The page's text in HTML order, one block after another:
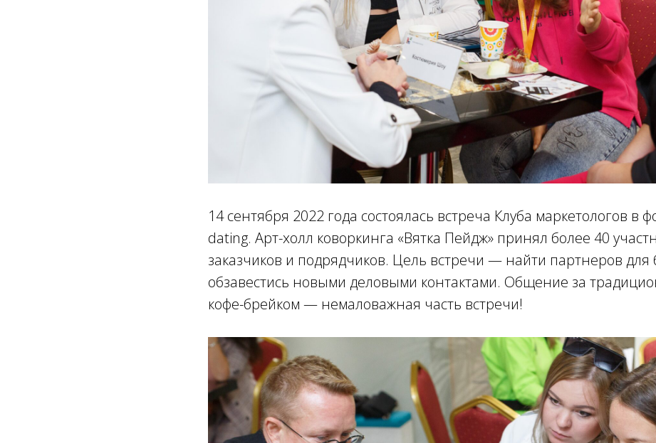
14 сентября 2022 года состоялась встреча Клуба маркетологов в
dating. Арт-холл коворкинга «Вятка Пейдж» принял более 40
заказчиков и подрядчиков. Цель встречи — найти партнеров для
обзавестись новыми деловыми контактами. Общение за
кофе-брейком — немаловажная часть встречи!